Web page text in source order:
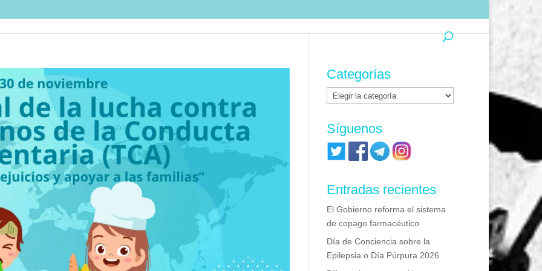
Categorías
Categorías
Síguenos
Entradas recientes
El Gobierno reforma el sistema
de copago farmacéutico
Día de Conciencia sobre la
Epilepsia o Día Púrpura 2026